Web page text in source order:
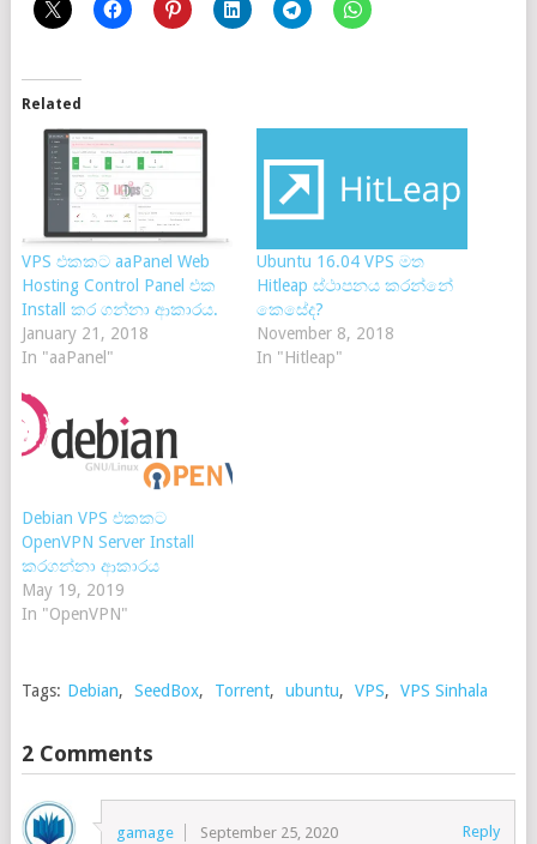
Related
VPS එකකට aaPanel Web
Hosting Control Panel එක
Install කර ගන්නා ආකාරය.
January 21, 2018
In "aaPanel"
Ubuntu 16.04 VPS මත
Hitleap ස්ථාපනය කරන්නේ
කෙසේද?
November 8, 2018
In "Hitleap"
Debian VPS එකකට
OpenVPN Server Install
කරගන්නා ආකාරය
May 19, 2019
In "OpenVPN"
Tags: Debian, SeedBox, Torrent, ubuntu, VPS, VPS Sinhala
2 Comments
gamage September 25, 2020 Reply